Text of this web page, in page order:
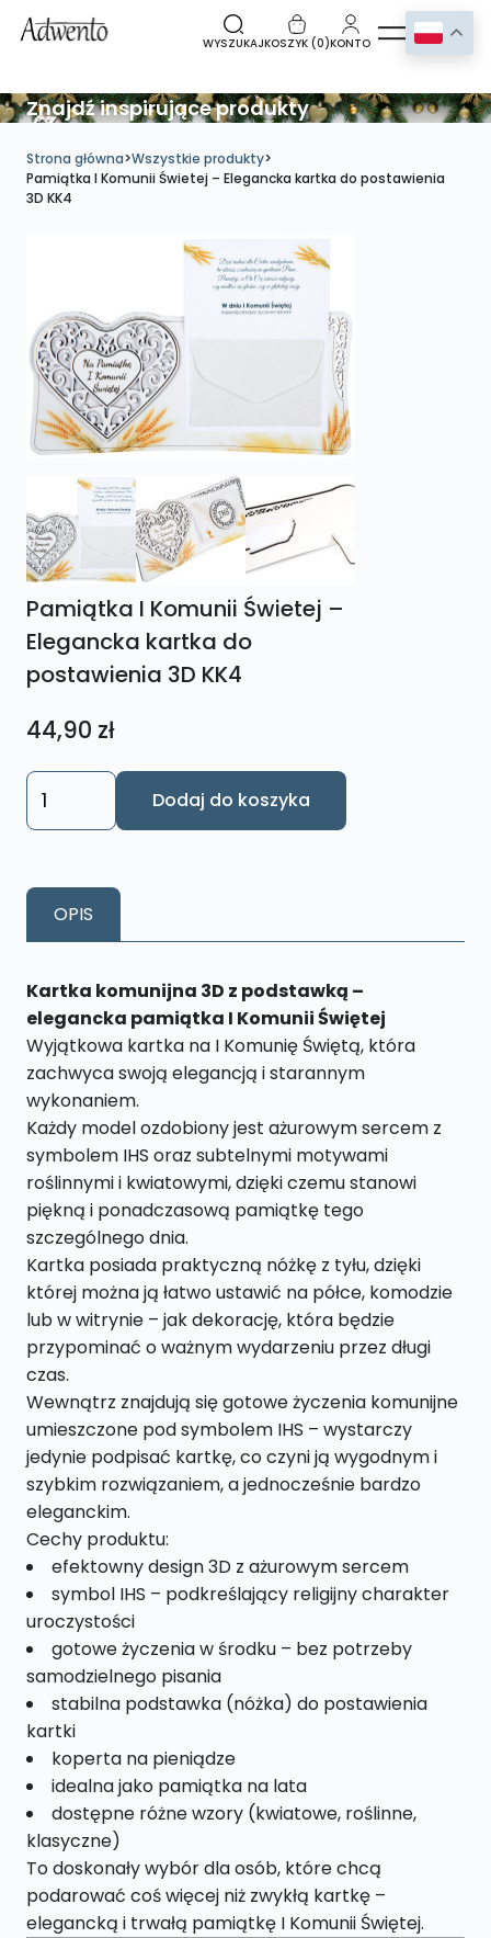
WYSZUKAJKOSZYK (0)KONTO
Znajdź inspirujące produkty
Strona główna>Wszystkie produkty>
Pamiątka I Komunii Świetej – Elegancka kartka do postawienia
3D KK4
Pamiątka I Komunii Świetej –
Elegancka kartka do
postawienia 3D KK4
44,90 zł
ilość
Pamiątka
Świetej
kartka
do
postawienia
3D
KK4
Dodaj do koszyka
OPIS
Kartka komunijna 3D z podstawką –
elegancka pamiątka I Komunii Świętej
Wyjątkowa kartka na I Komunię Świętą, która
zachwyca swoją elegancją i starannym
wykonaniem.
Każdy model ozdobiony jest ażurowym sercem z
symbolem IHS oraz subtelnymi motywami
roślinnymi i kwiatowymi, dzięki czemu stanowi
piękną i ponadczasową pamiątkę tego
szczególnego dnia.
Kartka posiada praktyczną nóżkę z tyłu, dzięki
której można ją łatwo ustawić na półce, komodzie
lub w witrynie – jak dekorację, która będzie
przypominać o ważnym wydarzeniu przez długi
czas.
Wewnątrz znajdują się gotowe życzenia komunijne
umieszczone pod symbolem IHS – wystarczy
jedynie podpisać kartkę, co czyni ją wygodnym i
szybkim rozwiązaniem, a jednocześnie bardzo
eleganckim.
Cechy produktu:
efektowny design 3D z ażurowym sercem
symbol IHS – podkreślający religijny charakter
uroczystości
gotowe życzenia w środku – bez potrzeby
samodzielnego pisania
stabilna podstawka (nóżka) do postawienia
kartki
koperta na pieniądze
idealna jako pamiątka na lata
dostępne różne wzory (kwiatowe, roślinne,
klasyczne)
To doskonały wybór dla osób, które chcą
podarować coś więcej niż zwykłą kartkę –
elegancką i trwałą pamiątkę I Komunii Świętej.